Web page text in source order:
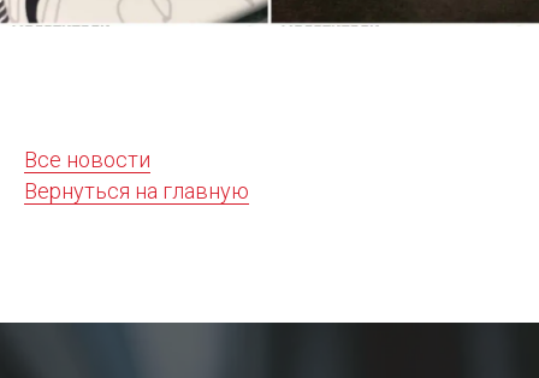
Все новости
Вернуться на главную